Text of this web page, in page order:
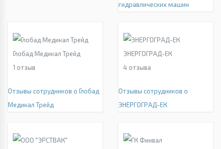
гидравлических машин
Глобад Медикал Трейд
1 отзыв
Отзывы сотрудников о Глобад
Медикал Трейд
ЭНЕРГОГРАД-ЕК
4 отзыва
Отзывы сотрудников о
ЭНЕРГОГРАД-ЕК